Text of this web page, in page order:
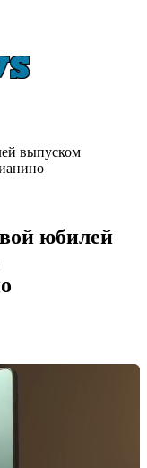
выпуском
юбилей